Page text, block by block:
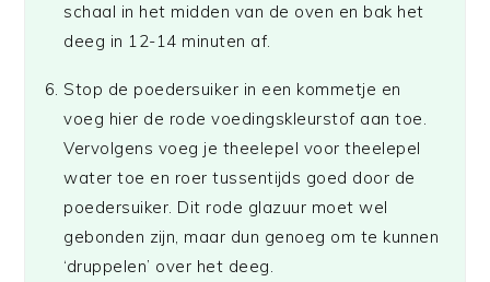
schaal in het midden van de oven en bak het
deeg in 12-14 minuten af.
Stop de poedersuiker in een kommetje en
voeg hier de rode voedingskleurstof aan toe.
Vervolgens voeg je theelepel voor theelepel
water toe en roer tussentijds goed door de
poedersuiker. Dit rode glazuur moet wel
gebonden zijn, maar dun genoeg om te kunnen
‘druppelen’ over het deeg.